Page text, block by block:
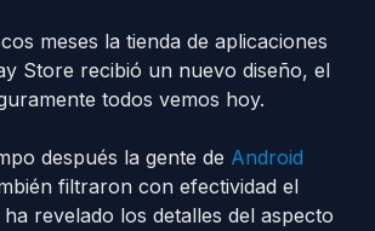
meses la tienda de aplicaciones
Store recibió un nuevo diseño, el
todos vemos hoy.
después la gente de Android
filtraron con efectividad el
revelado los detalles del aspecto